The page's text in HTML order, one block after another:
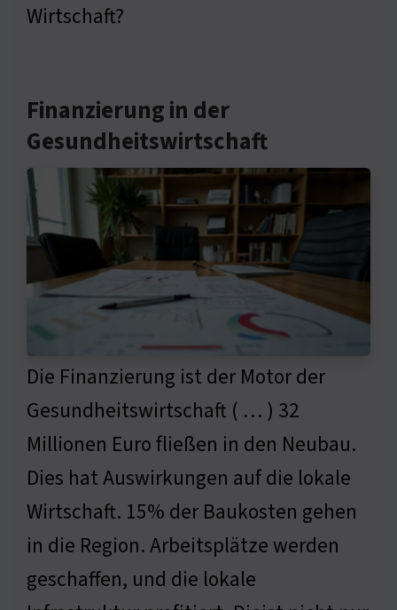
Wirtschaft?
Finanzierung in der
Gesundheitswirtschaft
Die Finanzierung ist der Motor der
Gesundheitswirtschaft ( … ) 32
Millionen Euro fließen in den Neubau.
Dies hat Auswirkungen auf die lokale
Wirtschaft. 15% der Baukosten gehen
in die Region. Arbeitsplätze werden
geschaffen, und die lokale